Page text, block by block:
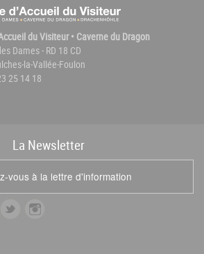
du Visiteur • Caverne du Dragon
Dames - RD 18 CD
la-Vallée-Foulon
25 14 18
La Newsletter
vous à la lettre d'information